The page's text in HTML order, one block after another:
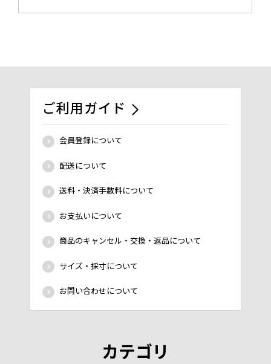
ご利用ガイド
会員登録について
配送について
送料・決済手数料について
お支払いについて
商品のキャンセル・交換・返品について
サイズ・採寸について
お問い合わせについて
カテゴリ